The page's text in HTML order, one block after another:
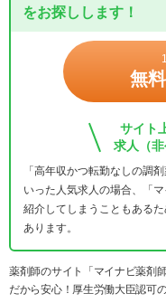
をお探しします！
無
サイト
求人（
「高年収かつ転勤なしの調
いった人気求人の場合、「
紹介してしまうこともある
あります。
薬剤師のサイト「マイナビ薬剤
だから安心！厚生労働大臣認可